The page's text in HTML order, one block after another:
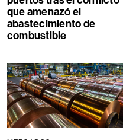
que amenazó el
abastecimiento de
combustible